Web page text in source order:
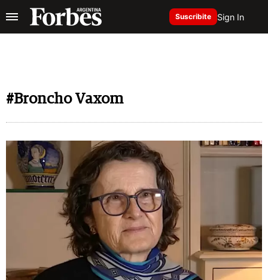
Suscribite Sign In
#Broncho Vaxom